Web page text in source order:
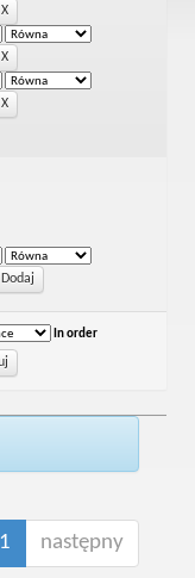
In order
1 następny